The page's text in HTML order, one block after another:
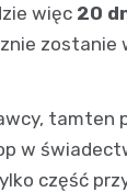
więc 20
zostanie
tamten
w
część